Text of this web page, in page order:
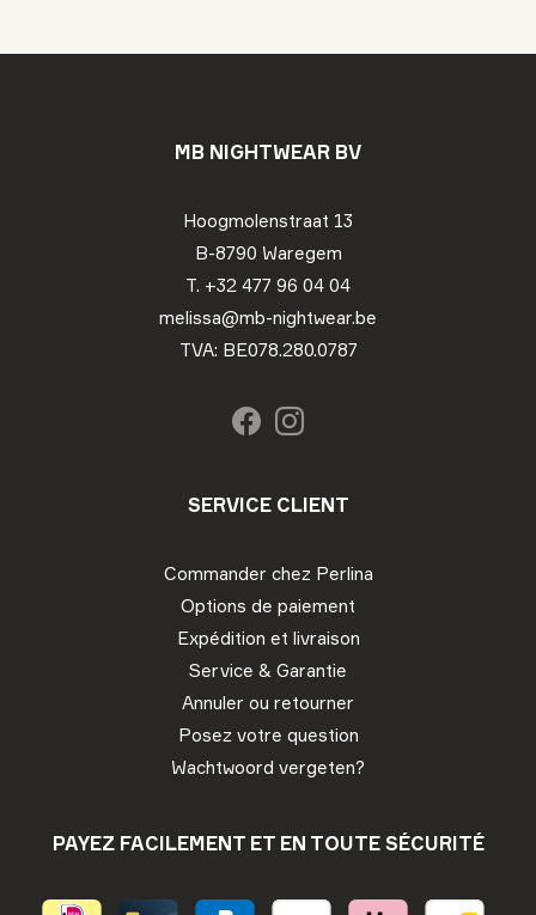
MB NIGHTWEAR BV
Hoogmolenstraat 13
B-8790 Waregem
T. +32 477 96 04 04
melissa@mb-nightwear.be
TVA: BE078.280.0787
SERVICE CLIENT
Commander chez Perlina
Options de paiement
Expédition et livraison
Service & Garantie
Annuler ou retourner
Posez votre question
Wachtwoord vergeten?
PAYEZ FACILEMENT ET EN TOUTE SÉCURITÉ